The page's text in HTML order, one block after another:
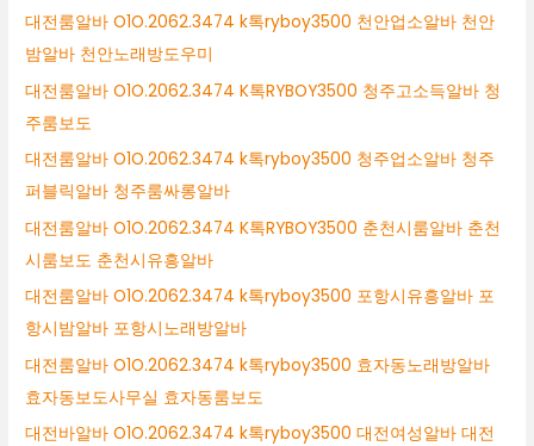
대전룸알바 O1O.2062.3474 k톡ryboy3500 천안업소알바 천안
밤알바 천안노래방도우미
대전룸알바 O1O.2062.3474 K톡RYBOY3500 청주고소득알바 청
주룸보도
대전룸알바 O1O.2062.3474 k톡ryboy3500 청주업소알바 청주
퍼블릭알바 청주룸싸롱알바
대전룸알바 O1O.2062.3474 K톡RYBOY3500 춘천시룸알바 춘천
시룸보도 춘천시유흥알바
대전룸알바 O1O.2062.3474 k톡ryboy3500 포항시유흥알바 포
항시밤알바 포항시노래방알바
대전룸알바 O1O.2062.3474 k톡ryboy3500 효자동노래방알바
효자동보도사무실 효자동룸보도
대전바알바 O1O.2062.3474 k톡ryboy3500 대전여성알바 대전